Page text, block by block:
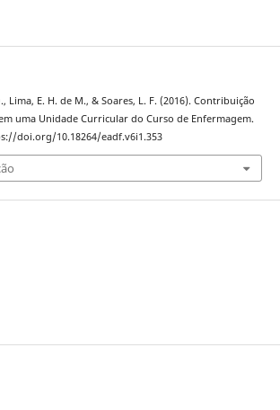
Lima, E. H. de M., & Soares, L. F. (2016). Contribuição
uma Unidade Curricular do Curso de Enfermagem.
doi.org/10.18264/eadf.v6i1.353